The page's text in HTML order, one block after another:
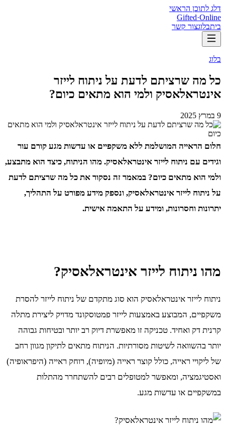
דלג לתוכן הראשי
Gifted·Online
ביתבלוגצור קשר
בלוג
כל מה שרציתם לדעת על ניתוח לייזר
אינטראלאסיק ולמי הוא מתאים כיום?
9 במרץ 2025
חלום הראייה המושלמת ללא משקפיים או עדשות מגע קורם עור
וגידים עם ניתוח לייזר אינטראלאסיק. מהו הניתוח, כיצד הוא מתבצע,
ולמי הוא מתאים כיום? במאמר זה נסקור את כל מה שרציתם לדעת
על ניתוח לייזר אינטראלאסיק, ונספק מידע מפורט על התהליך,
יתרונות וחסרונות, ומידע על התאמה אישית.
מהו ניתוח לייזר אינטראלאסיק?
ניתוח לייזר אינטראלאסיק הוא סוג מתקדם של ניתוח לייזר להסרת
משקפיים, המבוצע באמצעות לייזר פמטוסקונד מדויק ליצירת מתלה
קרנית דק ואחיד. טכניקה זו מאפשרת דיוק רב יותר ובטיחות גבוהה
יותר בהשוואה לשיטות מסורתיות. הניתוח מתאים לתיקון מגוון רחב
של ליקויי ראייה, כולל קוצר ראייה (מיופיה), רוחק ראייה (היפראופיה)
ואסטיגמציה, ומאפשר למטופלים רבים להשתחרר מהתלות
במשקפיים או עדשות מגע.